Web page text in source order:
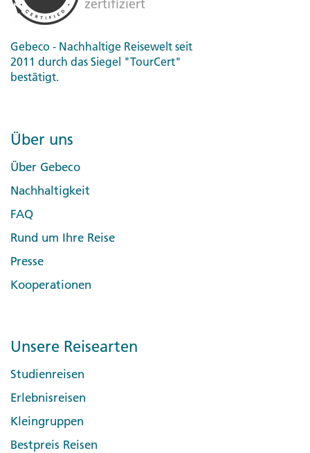
Gebeco - Nachhaltige Reisewelt seit
2011 durch das Siegel "TourCert"
bestätigt.
Über uns
Über Gebeco
Nachhaltigkeit
FAQ
Rund um Ihre Reise
Presse
Kooperationen
Unsere Reisearten
Studienreisen
Erlebnisreisen
Kleingruppen
Bestpreis Reisen